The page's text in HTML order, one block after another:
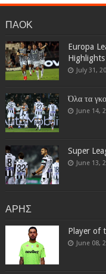
ΠΑΟΚ
Europa
Highlights
July 31,
Όλα τα
June 14,
Super
June 13,
ΑΡΗΣ
Player of
June 08,